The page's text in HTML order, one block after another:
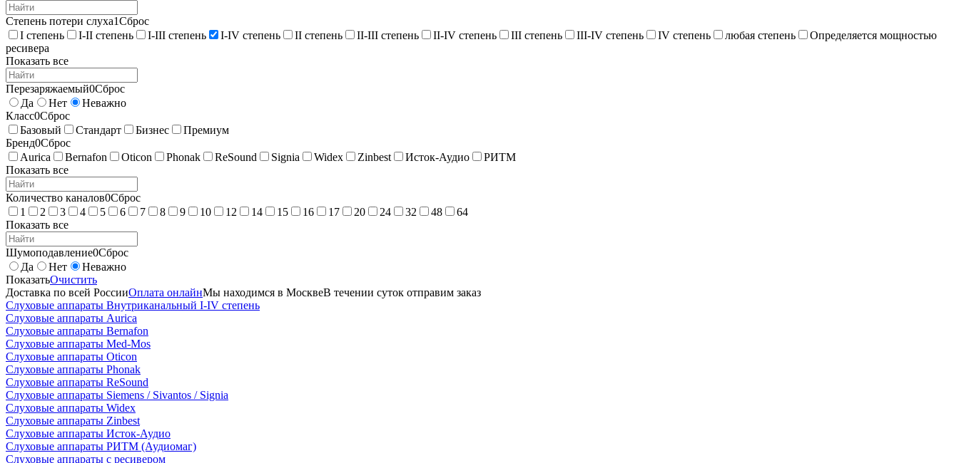
Степень потери слуха1Сброс
I степень
I-II степень I-III степень I-IV степень II степень II-III степень II-IV степень III степень III-IV степень IV степень любая степень
Определяется мощностью
ресивера
Показать все
Перезаряжаемый0Сброс
Да
Нет
Неважно
Класс0Сброс
Базовый
Стандарт Бизнес
Премиум
Бренд0Сброс
Aurica
Bernafon Oticon Phonak ReSound Signia Widex Zinbest Исток-Аудио
РИТМ
Показать все
Количество каналов0Сброс
1
2 3 4 5 6 7 8 9 10 12 14 15 16 17 20 24 32 48
64
Показать все
Шумоподавление0Сброс
Да
Нет
Неважно
ПоказатьОчистить
Доставка по всей РоссииОплата онлайнМы находимся в МосквеВ течении суток отправим заказ
Слуховые аппараты Внутриканальный I-IV степень
Слуховые аппараты Aurica
Слуховые аппараты Bernafon
Слуховые аппараты Med-Mos
Слуховые аппараты Oticon
Слуховые аппараты Phonak
Слуховые аппараты ReSound
Слуховые аппараты Siemens / Sivantos / Signia
Слуховые аппараты Widex
Слуховые аппараты Zinbest
Слуховые аппараты Исток-Аудио
Слуховые аппараты РИТМ (Аудиомаг)
Слуховые аппараты с ресивером